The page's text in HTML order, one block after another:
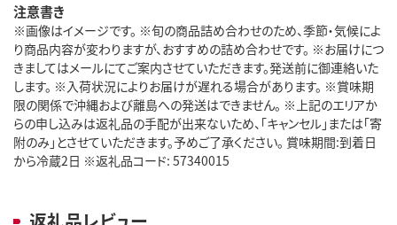
注意書き
※画像はイメージです。 ※旬の商品詰め合わせのため、季節・気候によ
り商品内容が変わりますが、おすすめの詰め合わせです。 ※お届けにつ
きましてはメールにてご案内させていただきます。発送前に御連絡いた
します。 ※入荷状況によりお届けが遅れる場合があります。 ※賞味期
限の関係で沖縄および離島への発送はできません。 ※上記のエリアか
らの申し込みは返礼品の手配が出来ないため、「キャンセル」または「寄
附のみ」とさせていただきます。予めご了承ください。 賞味期間:到着日
から冷蔵2日 ※返礼品コード: 57340015